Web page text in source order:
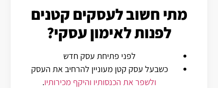
מתי חשוב לעסקים קטנים
לפנות לאימון עסקי?
לפני פתיחת עסק חדש
כשבעל עסק קטן מעוניין להרחיב את העסק
ולשפר את הכנסותיו והיקף מכירותיו.